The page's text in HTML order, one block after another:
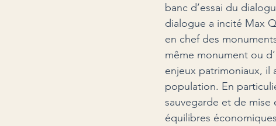
banc d’essai du
dialogue a incité Max
en chef des
même monument ou
enjeux patrimoniaux, il
population. En
sauvegarde et de mise
équilibres